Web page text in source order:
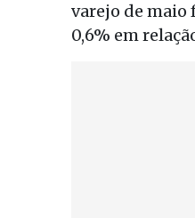
varejo de maio
0,6% em